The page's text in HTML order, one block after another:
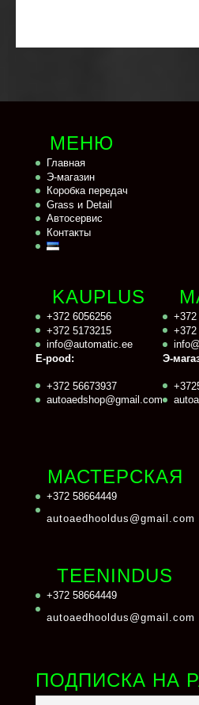
МЕНЮ
Главная
Э-магазин
Коробка передач
Grass и Detail
Автосервис
Контакты
KAUPLUS
+372 6056256
+372 5173215
info@automatic.ee
E-pood:
+372 56673937
autoaedshop@gmail.com
+372
+372
Э-
МАСТЕРСКАЯ
+372 58664449
autoaedhooldus@gmail.com
TEENINDUS
+372 58664449
autoaedhooldus@gmail.com
ПОДПИСКА НА